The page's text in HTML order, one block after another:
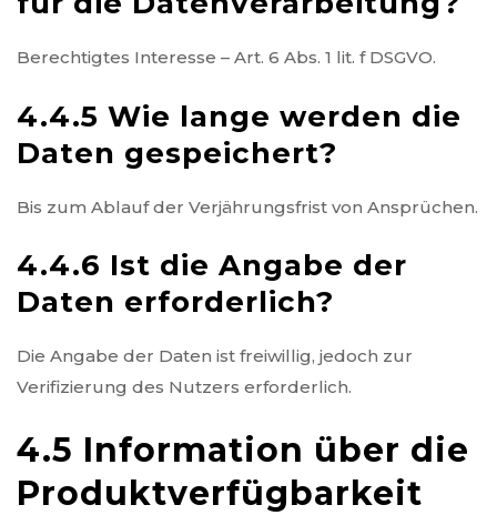
Berechtigtes Interesse – Art. 6 Abs. 1 lit. f DSGVO.
4.4.5 Wie lange werden die
Daten gespeichert?
Bis zum Ablauf der Verjährungsfrist von Ansprüchen.
4.4.6 Ist die Angabe der
Daten erforderlich?
Die Angabe der Daten ist freiwillig, jedoch zur
Verifizierung des Nutzers erforderlich.
4.5 Information über die
Produktverfügbarkeit